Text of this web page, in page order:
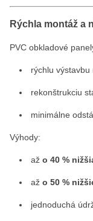
Rýchla montáž a
PVC obkladové
rýchlu
rekonštrukciu
minimálne
Výhody:
až o 40 %
až o 50 %
jednoduchá